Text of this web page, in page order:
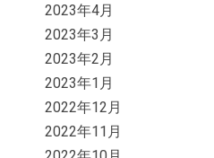
2023年4月
2023年3月
2023年2月
2023年1月
2022年12月
2022年11月